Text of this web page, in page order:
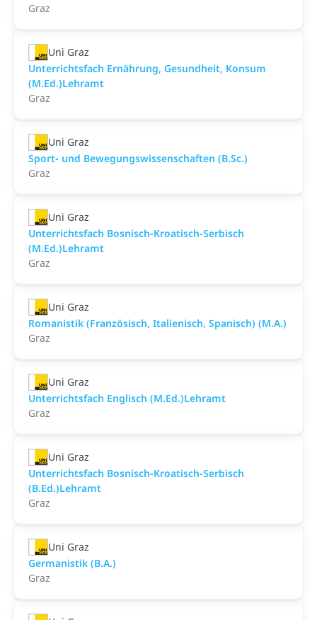
Graz
Uni Graz
Unterrichtsfach Ernährung, Gesundheit, Konsum
(M.Ed.)Lehramt
Graz
Uni Graz
Sport- und Bewegungswissenschaften (B.Sc.)
Graz
Uni Graz
Unterrichtsfach Bosnisch-Kroatisch-Serbisch
(M.Ed.)Lehramt
Graz
Uni Graz
Romanistik (Französisch, Italienisch, Spanisch) (M.A.)
Graz
Uni Graz
Unterrichtsfach Englisch (M.Ed.)Lehramt
Graz
Uni Graz
Unterrichtsfach Bosnisch-Kroatisch-Serbisch
(B.Ed.)Lehramt
Graz
Uni Graz
Germanistik (B.A.)
Graz